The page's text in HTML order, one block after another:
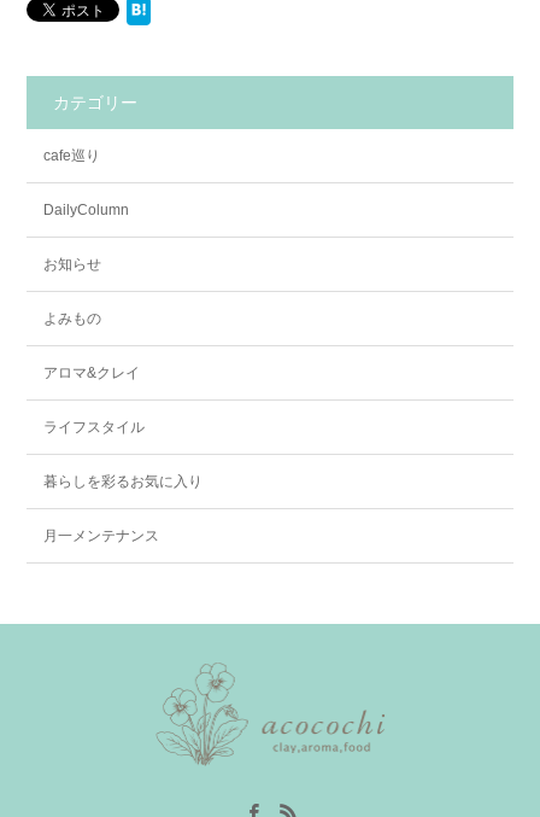
カテゴリー
cafe巡り
DailyColumn
お知らせ
よみもの
アロマ&クレイ
ライフスタイル
暮らしを彩るお気に入り
月一メンテナンス